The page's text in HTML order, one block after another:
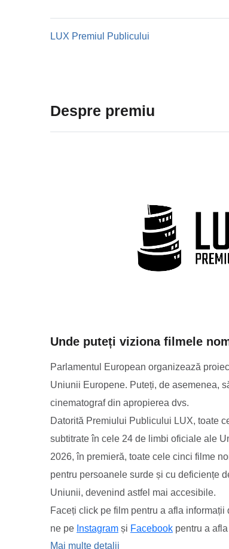
LUX Premiul Publicului
LUX Premiul Publicului
Despre premiu
Unde puteți viziona filmele
Parlamentul European organizează
Uniunii Europene. Puteți, de asemenea,
cinematograf din apropierea dvs.
Datorită Premiului Publicului LUX, toate
subtitrate în cele 24 de limbi oficiale ale
2026, în premieră, toate cele cinci filme
pentru persoanele surde și cu deficiențe
Uniunii, devenind astfel mai accesibile.
Faceți click pe film pentru a afla
ne pe Instagram și Facebook pentru a
Mai multe detalii